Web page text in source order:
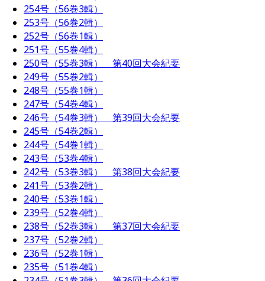
254号（56巻3輯）
253号（56巻2輯）
252号（56巻1輯）
251号（55巻4輯）
250号（55巻3輯） 第40回大会紀要
249号（55巻2輯）
248号（55巻1輯）
247号（54巻4輯）
246号（54巻3輯） 第39回大会紀要
245号（54巻2輯）
244号（54巻1輯）
243号（53巻4輯）
242号（53巻3輯） 第38回大会紀要
241号（53巻2輯）
240号（53巻1輯）
239号（52巻4輯）
238号（52巻3輯） 第37回大会紀要
237号（52巻2輯）
236号（52巻1輯）
235号（51巻4輯）